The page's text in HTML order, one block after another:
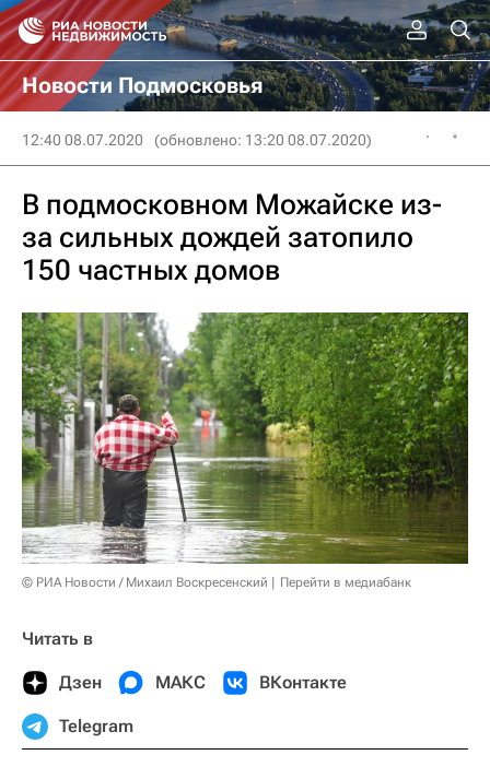
Новости Подмосковья
12:40 08.07.2020 (обновлено: 13:20 08.07.2020)
В подмосковном Можайске из-
за сильных дождей затопило
150 частных домов
© РИА Новости / Михаил Воскресенский Перейти в медиабанк
Читать в
Дзен МАКС ВКонтакте
Telegram